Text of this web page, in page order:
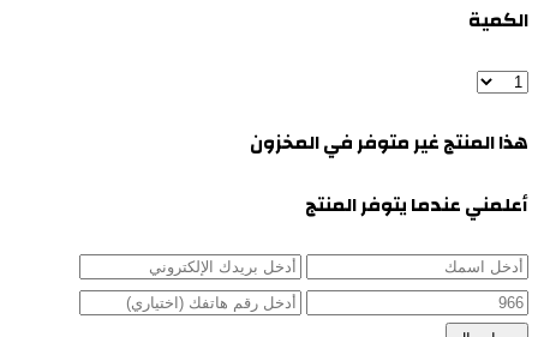
الكمية
هذا المنتج غير متوفر في المخزون
أعلمني عندما يتوفر المنتج